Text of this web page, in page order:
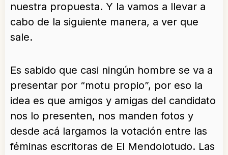
nuestra propuesta. Y la vamos a llevar a
cabo de la siguiente manera, a ver que
sale.
Es sabido que casi ningún hombre se va a
presentar por “motu propio”, por eso la
idea es que amigos y amigas del candidato
nos lo presenten, nos manden fotos y
desde acá largamos la votación entre las
féminas escritoras de El Mendolotudo. Las